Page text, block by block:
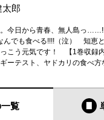
太郎
今日から青春、無人島っ
でも食べる!!!!（泣） 知恵
こう元気です！ 【1巻収録
ーテスト、ヤドカリの食べ方
覧